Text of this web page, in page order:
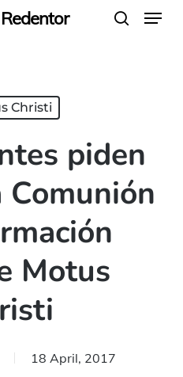
Menu
Christi
piden
Motus
18 April, 2017